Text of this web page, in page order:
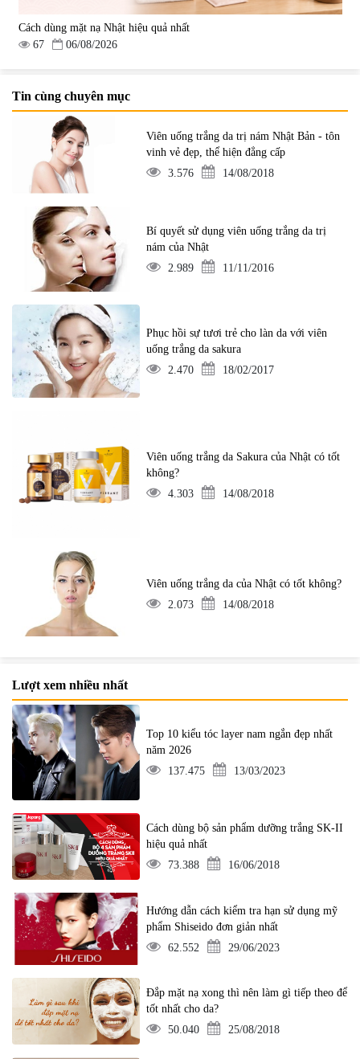
Cách dùng mặt nạ Nhật hiệu quả nhất
67
06/08/2026
Tin cùng chuyên mục
Viên uống trắng da trị nám Nhật Bản - tôn
vinh vẻ đẹp, thể hiện đẳng cấp
3.576
14/08/2018
Bí quyết sử dụng viên uống trắng da trị
nám của Nhật
2.989
11/11/2016
Phục hồi sự tươi trẻ cho làn da với viên
uống trắng da sakura
2.470
18/02/2017
Viên uống trắng da Sakura của Nhật có tốt
không?
4.303
14/08/2018
Viên uống trắng da của Nhật có tốt không?
2.073
14/08/2018
Lượt xem nhiều nhất
Top 10 kiểu tóc layer nam ngắn đẹp nhất
năm 2026
137.475
13/03/2023
Cách dùng bộ sản phẩm dưỡng trắng SK-II
hiệu quả nhất
73.388
16/06/2018
Hướng dẫn cách kiểm tra hạn sử dụng mỹ
phẩm Shiseido đơn giản nhất
62.552
29/06/2023
Đắp mặt nạ xong thì nên làm gì tiếp theo để
tốt nhất cho da?
50.040
25/08/2018